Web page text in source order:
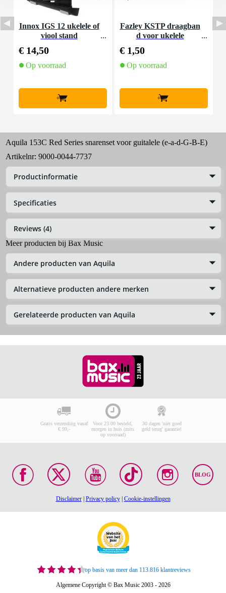
Innox IGS 12 ukelele of
viool stand
€ 14,50
Op voorraad
+
Fazley KSTP draagban
d voor ukelele
€ 1,50
Op voorraad
+
Aquila 153C Red Series snarenset voor guitalele (e-a-d-G-B-E)
Artikelnr: 9000-0044-7737
Productinformatie
Specificaties
Reviews (4)
Meer producten bij Bax Music
Andere producten van Aquila
Alternatieve producten andere merken
Gerelateerde producten van Aquila
Gratis verzending vanaf
€ 99,-
Voor 23:00 besteld,
morgen in huis (mits
op voorraad)
30 dagen 'niet goed
geld terug' garantie!
BLOG
Disclaimer| Privacy policy| Cookie-instellingen
op basis van meer dan 113.816 klantreviews
Algemene Copyright © Bax Music 2003 - 2026